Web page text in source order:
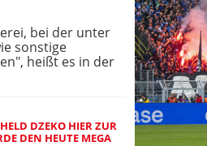
bei der unter
sonstige
heißt es in der
DZEKO HIER ZUR
DEN HEUTE MEGA